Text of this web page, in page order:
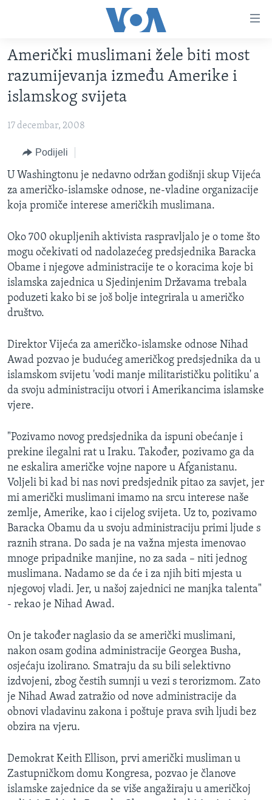
glavni
sadržaj
Pređi
na
glavnu
pretragu
VIDEO
FOTOGRAFIJE DANA
VIJESTI
SJEDINJENE AMERIČKE DRŽAVE
BOSNA I HERCEGOVINA
SVIJET
NAUKA I TEHNOLOGIJA
SPECIJALNI PROJEKTI
KORUPCIJA
ŽENSKA STRANA
IZBJEGLIČKA STRANA
MAGAZIN
O GLASU AMERIKE
Learning English
PRATITE NAS
Američki muslimani žele biti most
razumijevanja između Amerike i
islamskog svijeta
17 decembar, 2008
Podijeli
U Washingtonu je nedavno održan godišnji skup Vijeća
za američko-islamske odnose, ne-vladine organizacije
koja promiče interese američkih muslimana.
Oko 700 okupljenih aktivista raspravljalo je o tome što
mogu očekivati od nadolazećeg predsjednika Baracka
Obame i njegove administracije te o koracima koje bi
islamska zajednica u Sjedinjenim Državama trebala
poduzeti kako bi se još bolje integrirala u američko
društvo.
Direktor Vijeća za američko-islamske odnose Nihad
Awad pozvao je budućeg američkog predsjednika da u
islamskom svijetu 'vodi manje militarističku politiku' a
da svoju administraciju otvori i Amerikancima islamske
vjere.
"Pozivamo novog predsjednika da ispuni obećanje i
prekine ilegalni rat u Iraku. Također, pozivamo ga da
ne eskalira američke vojne napore u Afganistanu.
Voljeli bi kad bi nas novi predsjednik pitao za savjet, jer
mi američki muslimani imamo na srcu interese naše
zemlje, Amerike, kao i cijelog svijeta. Uz to, pozivamo
Baracka Obamu da u svoju administraciju primi ljude s
raznih strana. Do sada je na važna mjesta imenovao
mnoge pripadnike manjine, no za sada – niti jednog
muslimana. Nadamo se da će i za njih biti mjesta u
njegovoj vladi. Jer, u našoj zajednici ne manjka talenta"
- rekao je Nihad Awad.
On je također naglasio da se američki muslimani,
nakon osam godina administracije Georgea Busha,
osjećaju izolirano. Smatraju da su bili selektivno
izdvojeni, zbog čestih sumnji u vezi s terorizmom. Zato
je Nihad Awad zatražio od nove administracije da
obnovi vladavinu zakona i poštuje prava svih ljudi bez
obzira na vjeru.
Demokrat Keith Ellison, prvi američki musliman u
Zastupničkom domu Kongresa, pozvao je članove
islamske zajednice da se više angažiraju u američkoj